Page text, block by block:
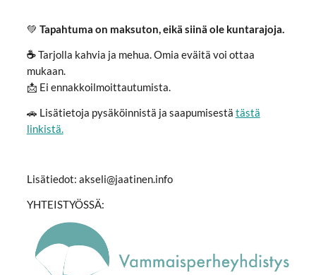
💚 Tapahtuma on maksuton, eikä siinä ole kuntarajoja.
☕Tarjolla kahvia ja mehua. Omia eväitä voi ottaa
mukaan.
📩 Ei ennakkoilmoittautumista.
🚗 Lisätietoja pysäköinnistä ja saapumisestä tästä
linkistä.
Lisätiedot: akseli@jaatinen.info
YHTEISTYÖSSÄ: